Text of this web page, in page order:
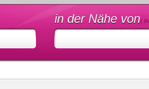
in der Nähe von(